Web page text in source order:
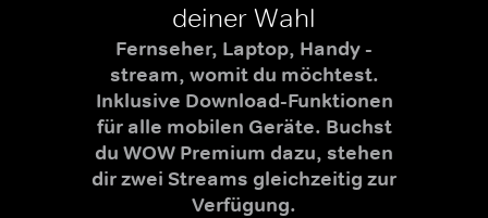
deiner Wahl
Fernseher, Laptop, Handy -
stream, womit du möchtest.
Inklusive Download-Funktionen
für alle mobilen Geräte. Buchst
du WOW Premium dazu, stehen
dir zwei Streams gleichzeitig zur
Verfügung.